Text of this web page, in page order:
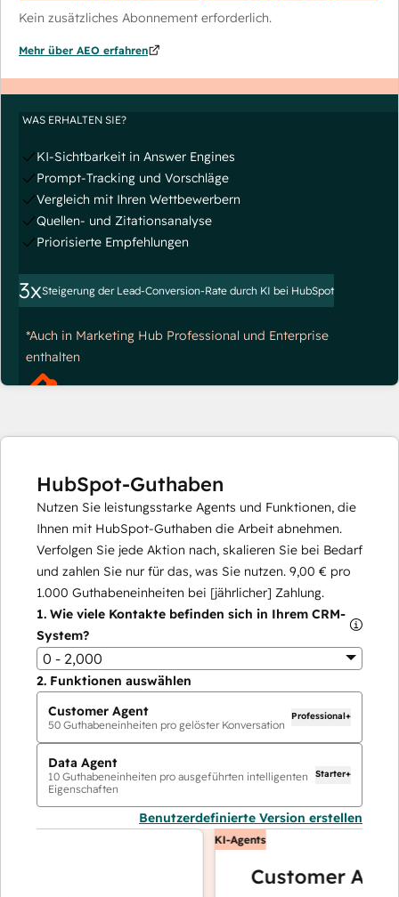
Kein zusätzliches Abonnement erforderlich.
Mehr über AEO erfahren
WAS ERHALTEN SIE?
KI-Sichtbarkeit in Answer Engines
Prompt-Tracking und Vorschläge
Vergleich mit Ihren Wettbewerbern
Quellen- und Zitationsanalyse
Priorisierte Empfehlungen
3xSteigerung der Lead-Conversion-Rate durch KI bei HubSpot
*Auch in Marketing Hub Professional und Enterprise
enthalten
HubSpot-Guthaben
Nutzen Sie leistungsstarke Agents und Funktionen, die
Ihnen mit HubSpot-Guthaben die Arbeit abnehmen.
Verfolgen Sie jede Aktion nach, skalieren Sie bei Bedarf
und zahlen Sie nur für das, was Sie nutzen. 9,00 € pro
1.000 Guthabeneinheiten bei [jährlicher] Zahlung.
1. Wie viele Kontakte befinden sich in Ihrem CRM-
System?
0 - 2,000
2. Funktionen auswählen
Customer Agent
50 Guthabeneinheiten pro gelöster Konversation
Professional+
Data Agent
10 Guthabeneinheiten pro ausgeführten intelligenten
Eigenschaften
Starter+
Benutzerdefinierte Version erstellen
KI-Agents
Customer Agent